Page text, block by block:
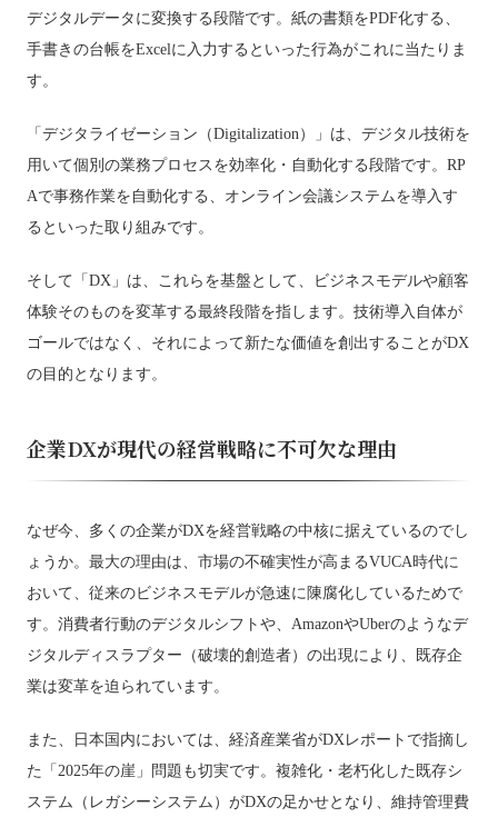
デジタルデータに変換する段階です。紙の書類をPDF化する、
手書きの台帳をExcelに入力するといった行為がこれに当たりま
す。
「デジタライゼーション（Digitalization）」は、デジタル技術を
用いて個別の業務プロセスを効率化・自動化する段階です。RP
Aで事務作業を自動化する、オンライン会議システムを導入す
るといった取り組みです。
そして「DX」は、これらを基盤として、ビジネスモデルや顧客
体験そのものを変革する最終段階を指します。技術導入自体が
ゴールではなく、それによって新たな価値を創出することがDX
の目的となります。
企業DXが現代の経営戦略に不可欠な理由
なぜ今、多くの企業がDXを経営戦略の中核に据えているのでし
ょうか。最大の理由は、市場の不確実性が高まるVUCA時代に
おいて、従来のビジネスモデルが急速に陳腐化しているためで
す。消費者行動のデジタルシフトや、AmazonやUberのようなデ
ジタルディスラプター（破壊的創造者）の出現により、既存企
業は変革を迫られています。
また、日本国内においては、経済産業省がDXレポートで指摘し
た「2025年の崖」問題も切実です。複雑化・老朽化した既存シ
ステム（レガシーシステム）がDXの足かせとなり、維持管理費